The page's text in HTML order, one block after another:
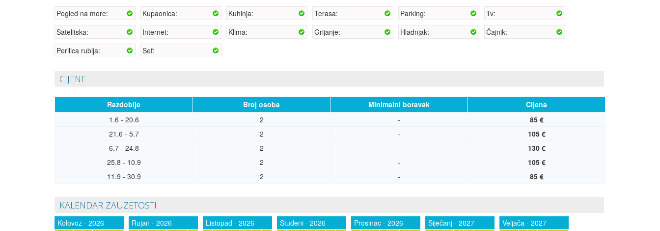
Pogled na more: Kupaonica: Kuhinja: Terasa: Parking:
Tv:
Satelitska:
Internet: Klima: Grijanje: Hladnjak:
Čajnik:
Perilica rublja:
Sef:
CIJENE
Razdoblje Broj osoba Minimalni boravak
Cijena
1.6 - 20.6
2 -
85 €
21.6 - 5.7
2 -
105 €
6.7 - 24.8
2 -
130 €
25.8 - 10.9
2 -
105 €
11.9 - 30.9
2 - 85 €
KALENDAR ZAUZETOSTI
Kolovoz - 2026 Rujan - 2026 Listopad - 2026 Studeni - 2026 Prosinac - 2026 Siječanj - 2027 Veljača - 2027